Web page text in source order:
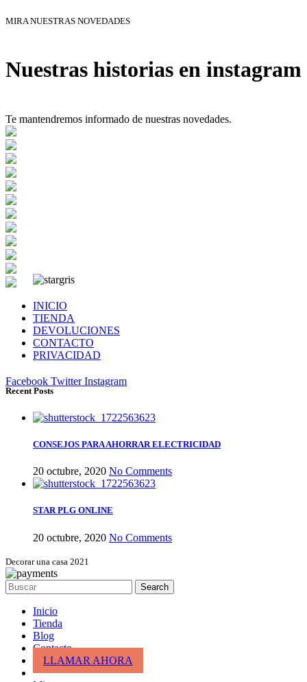
MIRA NUESTRAS NOVEDADES
Nuestras historias en instagram
Te mantendremos informado de nuestras novedades.
INICIO
TIENDA
DEVOLUCIONES
CONTACTO
PRIVACIDAD
Facebook Twitter Instagram
Recent Posts
CONSEJOS PARA AHORRAR ELECTRICIDAD
20 octubre, 2020 No Comments
STAR PLG ONLINE
20 octubre, 2020 No Comments
Decorar una casa 2021
Search
Inicio
Tienda
Blog
Contacto
LLAMAR AHORA